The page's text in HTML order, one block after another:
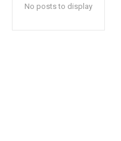
No posts to display